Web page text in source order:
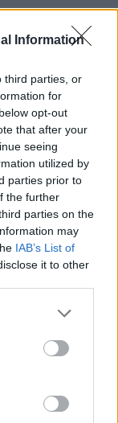
Information
third parties, or
for
opt-out
that after your
seeing
utilized by
parties prior to
the further
parties on the
may
IAB’s List of
it to other
και μάθετε